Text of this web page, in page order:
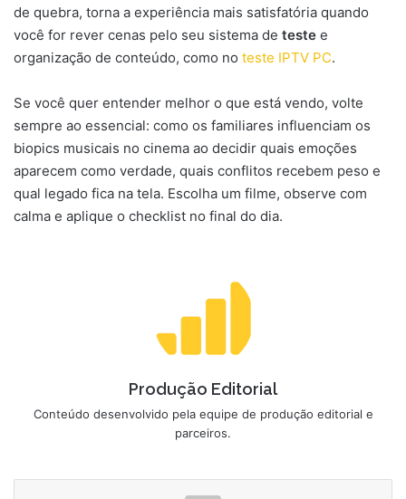
de quebra, torna a experiência mais satisfatória quando
você for rever cenas pelo seu sistema de teste e
organização de conteúdo, como no teste IPTV PC.
Se você quer entender melhor o que está vendo, volte
sempre ao essencial: como os familiares influenciam os
biopics musicais no cinema ao decidir quais emoções
aparecem como verdade, quais conflitos recebem peso e
qual legado fica na tela. Escolha um filme, observe com
calma e aplique o checklist no final do dia.
Produção Editorial
Conteúdo desenvolvido pela equipe de produção editorial e
parceiros.